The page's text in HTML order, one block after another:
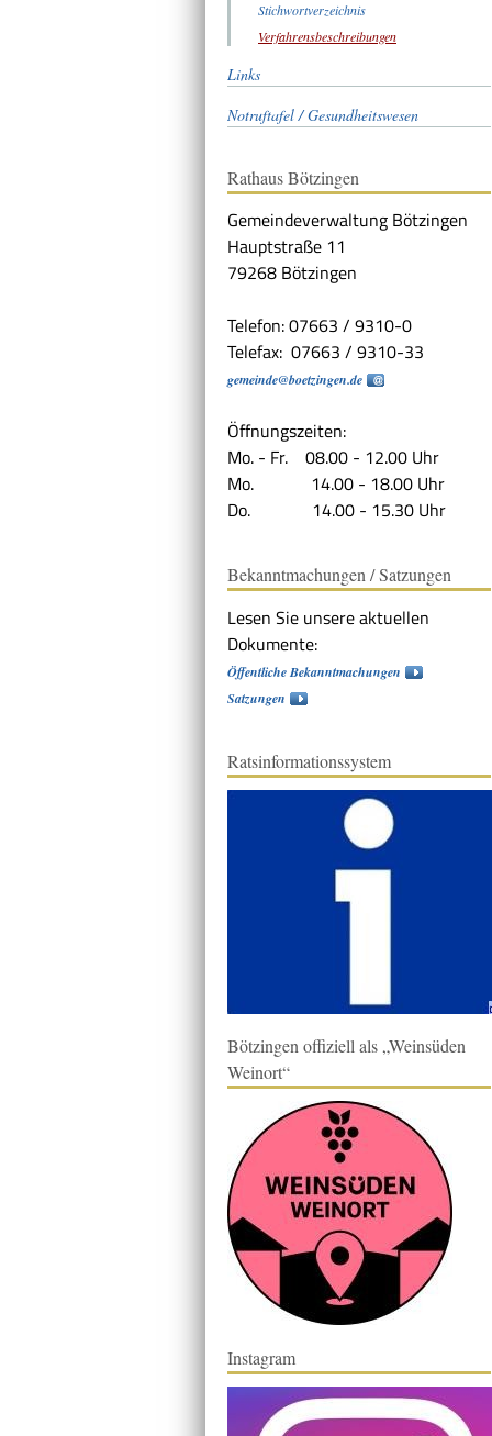
Stichwortverzeichnis
Verfahrensbeschreibungen
Links
Notruftafel / Gesundheitswesen
Rathaus Bötzingen
Gemeindeverwaltung Bötzingen
Hauptstraße 11
79268 Bötzingen
Telefon: 07663 / 9310-0
Telefax: 07663 / 9310-33
gemeinde@boetzingen.de
Öffnungszeiten:
Mo. - Fr. 08.00 - 12.00 Uhr
Mo. 14.00 - 18.00 Uhr
Do. 14.00 - 15.30 Uhr
Bekanntmachungen / Satzungen
Lesen Sie unsere aktuellen
Dokumente:
Öffentliche Bekanntmachungen
Satzungen
Ratsinformationssystem
Bötzingen offiziell als „Weinsüden
Weinort“
Instagram